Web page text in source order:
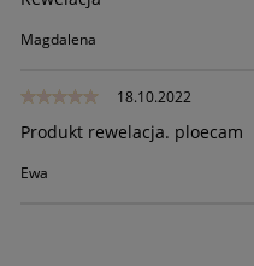
Magdalena
18.10.2022
Produkt rewelacja. ploecam
Ewa